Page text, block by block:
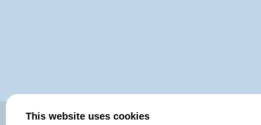
This website uses cookies